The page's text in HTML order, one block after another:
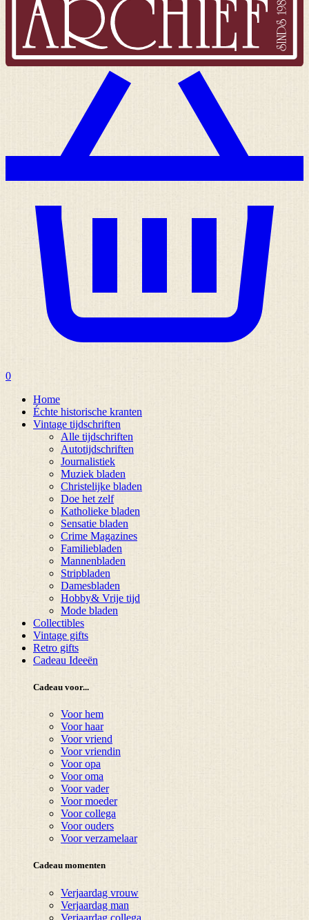
0
Home
Échte historische kranten
Vintage tijdschriften
Alle tijdschriften
Autotijdschriften
Journalistiek
Muziek bladen
Christelijke bladen
Doe het zelf
Katholieke bladen
Sensatie bladen
Crime Magazines
Familiebladen
Mannenbladen
Stripbladen
Damesbladen
Hobby& Vrije tijd
Mode bladen
Collectibles
Vintage gifts
Retro gifts
Cadeau Ideeën
Cadeau voor...
Voor hem
Voor haar
Voor vriend
Voor vriendin
Voor opa
Voor oma
Voor vader
Voor moeder
Voor collega
Voor ouders
Voor verzamelaar
Cadeau momenten
Verjaardag vrouw
Verjaardag man
Verjaardag collega